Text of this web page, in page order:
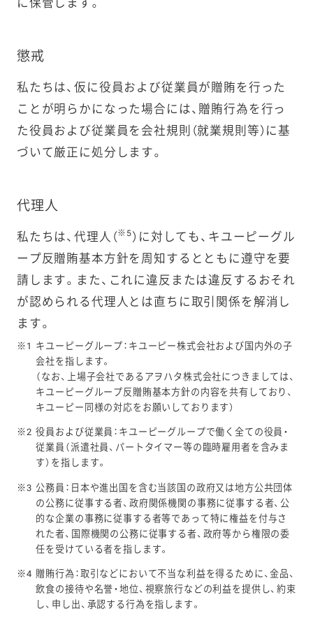
懲戒
私たちは、仮に役員および従業員が贈賄を行った
ことが明らかになった場合には、贈賄行為を行っ
た役員および従業員を会社規則（就業規則等）に基
づいて厳正に処分します。
代理人
私たちは、代理人（※5）に対しても、キユーピーグル
ープ反贈賄基本方針を周知するとともに遵守を要
請します。また、これに違反または違反するおそれ
が認められる代理人とは直ちに取引関係を解消し
ます。
※1 キユーピーグループ：キユーピー株式会社および国内外の子
会社を指します。
（なお、上場子会社であるアヲハタ株式会社につきましては、
キユーピーグループ反贈賄基本方針の内容を共有しており、
キユーピー同様の対応をお願いしております）
※2 役員および従業員：キユーピーグループで働く全ての役員・
従業員（派遣社員、パートタイマー等の臨時雇用者を含みま
す）を指します。
※3 公務員：日本や進出国を含む当該国の政府又は地方公共団体
の公務に従事する者、政府関係機関の事務に従事する者、公
的な企業の事務に従事する者等であって特に権益を付与さ
れた者、国際機関の公務に従事する者、政府等から権限の委
任を受けている者を指します。
※4 贈賄行為：取引などにおいて不当な利益を得るために、金品、
飲食の接待や名誉・地位、視察旅行などの利益を提供し、約束
し、申し出、承認する行為を指します。